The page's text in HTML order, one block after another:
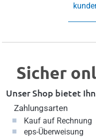
Sicher
Unser Shop bietet
Zahlungsarten
Kauf auf Rechnung
eps-Überweisung